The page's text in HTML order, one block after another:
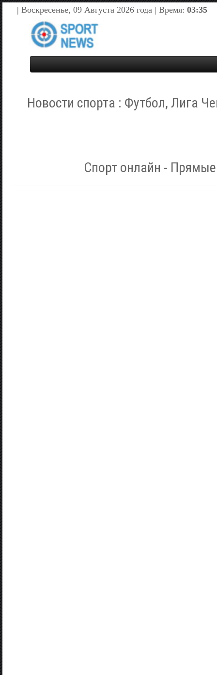
| Воскресенье, 09 Августа 2026 года | Время: 03:35
Новости спорта : Футбол, Лига
Спорт онлайн -